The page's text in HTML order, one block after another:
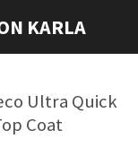
KARLA
Ultra Quick
Coat